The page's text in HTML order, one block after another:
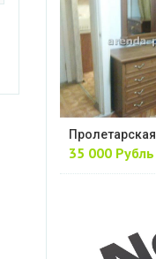
Пролетарская
35 000 Рубль